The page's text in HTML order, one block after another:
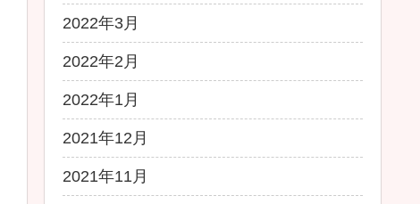
2022年3月
2022年2月
2022年1月
2021年12月
2021年11月